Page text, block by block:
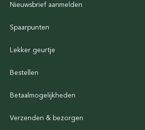
Nieuwsbrief aanmelden
Spaarpunten
Lekker geurtje
Bestellen
Betaalmogelijkheden
Verzenden & bezorgen